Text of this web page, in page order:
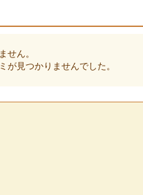
せん。
が見つかりませんでした。